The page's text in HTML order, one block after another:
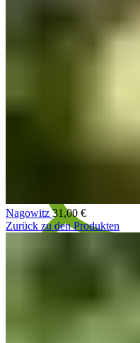
Nagowitz31,00 €
Zurück zu den Produkten